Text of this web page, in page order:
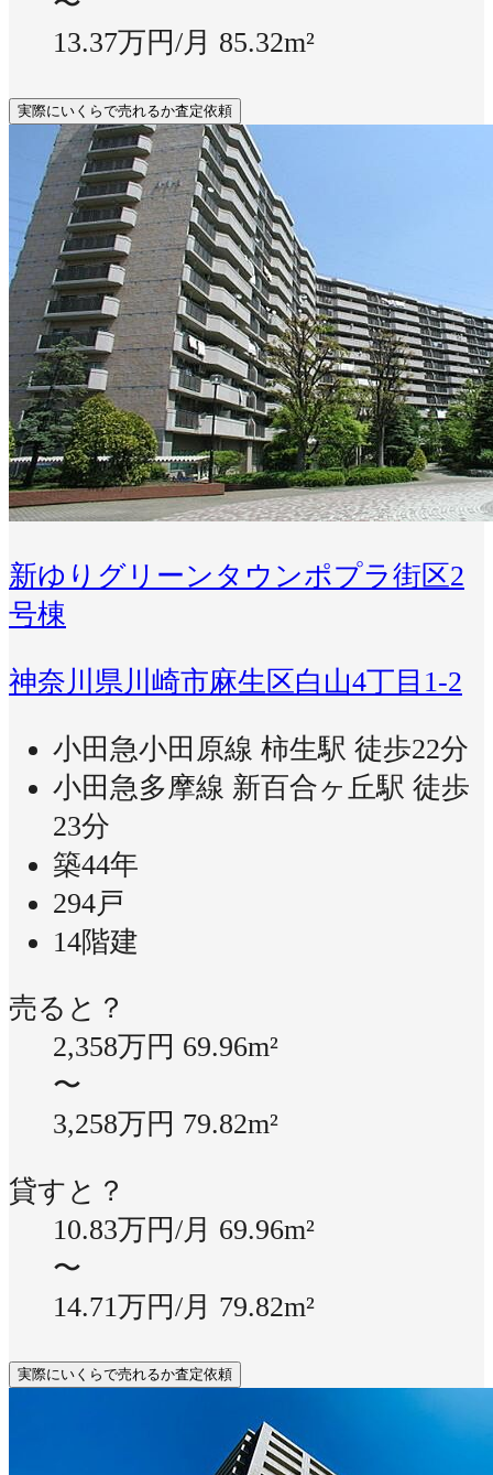
13.37万円/月 85.32m²
実際にいくらで売れるか査定依頼
新ゆりグリーンタウンポプラ街区2
号棟
神奈川県川崎市麻生区白山4丁目1-2
小田急小田原線 柿生駅 徒歩22分
小田急多摩線 新百合ヶ丘駅 徒歩
23分
築44年
294戸
14階建
売ると？
2,358万円 69.96m²
〜
3,258万円 79.82m²
貸すと？
10.83万円/月 69.96m²
〜
14.71万円/月 79.82m²
実際にいくらで売れるか査定依頼